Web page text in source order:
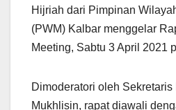
Hijriah dari Pimpinan
(PWM) Kalbar menggelar
Meeting, Sabtu 3 April 2021
Dimoderatori oleh Sekretaris
Mukhlisin, rapat diawali